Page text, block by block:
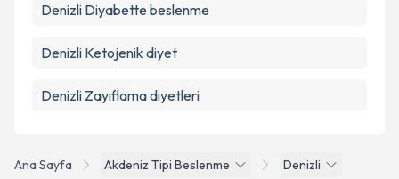
Ana Sayfa Akdeniz Tipi Beslenme Denizli
Denizli Diyabette beslenme
Denizli Ketojenik diyet
Denizli Zayıflama diyetleri